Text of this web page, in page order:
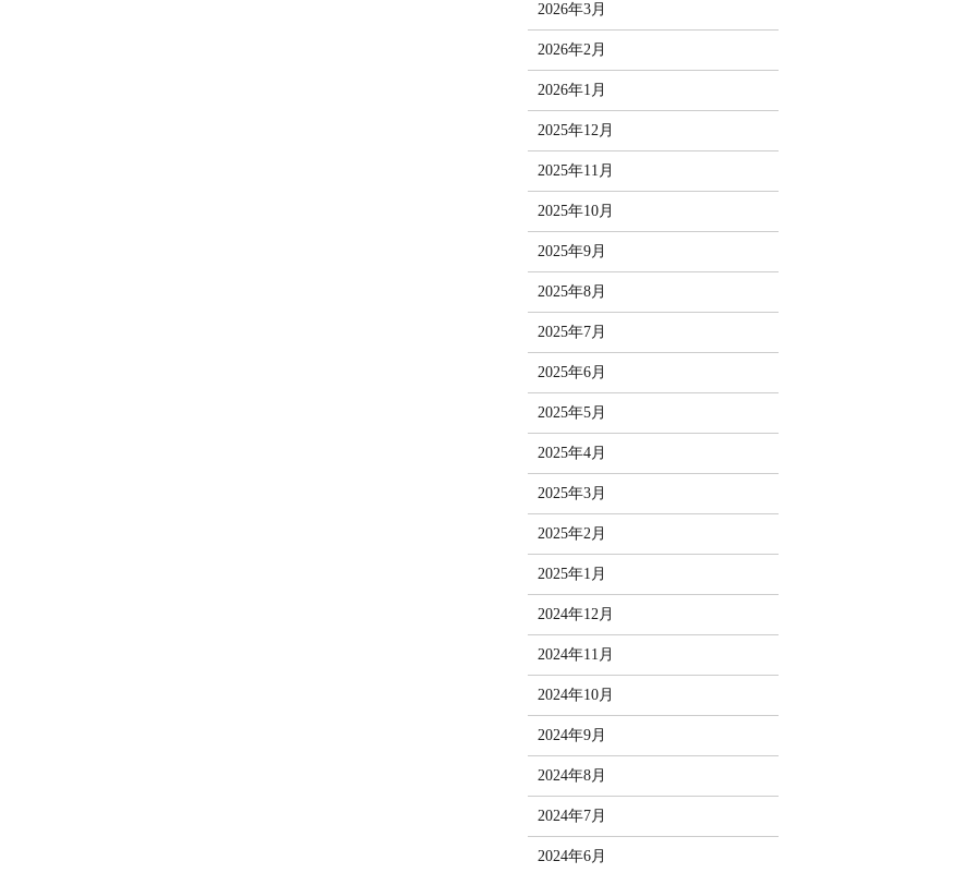
2026年3月
2026年2月
2026年1月
2025年12月
2025年11月
2025年10月
2025年9月
2025年8月
2025年7月
2025年6月
2025年5月
2025年4月
2025年3月
2025年2月
2025年1月
2024年12月
2024年11月
2024年10月
2024年9月
2024年8月
2024年7月
2024年6月